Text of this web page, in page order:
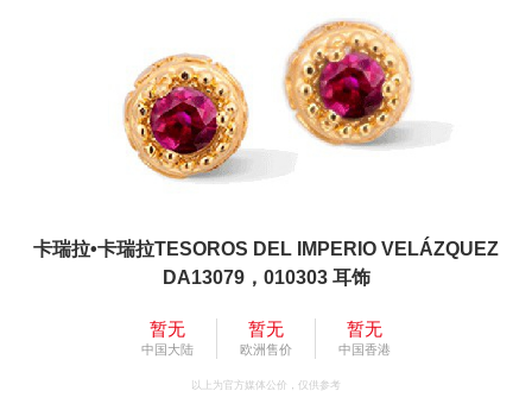
卡瑞拉•卡瑞拉TESOROS DEL IMPERIO VELÁZQUEZ
DA13079，010303 耳饰
暂无
中国大陆
暂无
欧洲售价
暂无
中国香港
以上为官方媒体公价，仅供参考